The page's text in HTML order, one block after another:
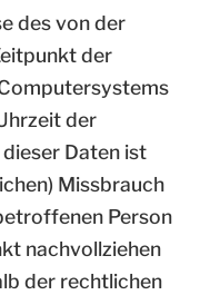
des von der
der
der
Daten ist
Missbrauch
Person
nachvollziehen
der rechtlichen